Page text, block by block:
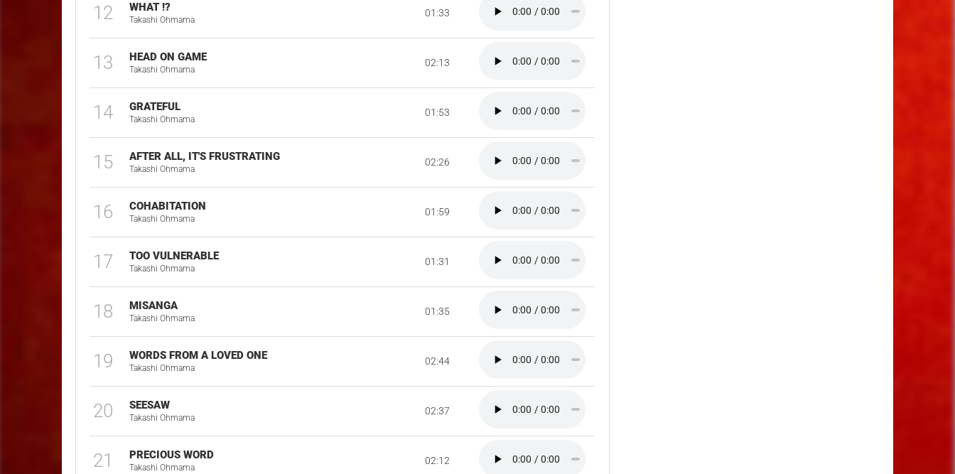
12 WHAT !?
Takashi Ohmama
01:33
13 HEAD ON GAME
Takashi Ohmama
02:13
14 GRATEFUL
Takashi Ohmama
01:53
15 AFTER ALL, IT'S FRUSTRATING
Takashi Ohmama
02:26
16 COHABITATION
Takashi Ohmama
01:59
17 TOO VULNERABLE
Takashi Ohmama
01:31
18 MISANGA
Takashi Ohmama
01:35
19 WORDS FROM A LOVED ONE
Takashi Ohmama
02:44
20 SEESAW
Takashi Ohmama
02:37
21 PRECIOUS WORD
Takashi Ohmama
02:12